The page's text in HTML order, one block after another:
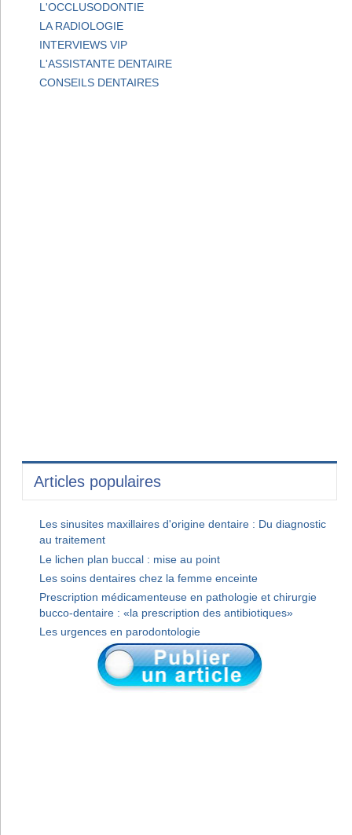
L'OCCLUSODONTIE
LA RADIOLOGIE
INTERVIEWS VIP
L'ASSISTANTE DENTAIRE
CONSEILS DENTAIRES
Articles populaires
Les sinusites maxillaires d'origine dentaire : Du diagnostic
au traitement
Le lichen plan buccal : mise au point
Les soins dentaires chez la femme enceinte
Prescription médicamenteuse en pathologie et chirurgie
bucco-dentaire : «la prescription des antibiotiques»
Les urgences en parodontologie